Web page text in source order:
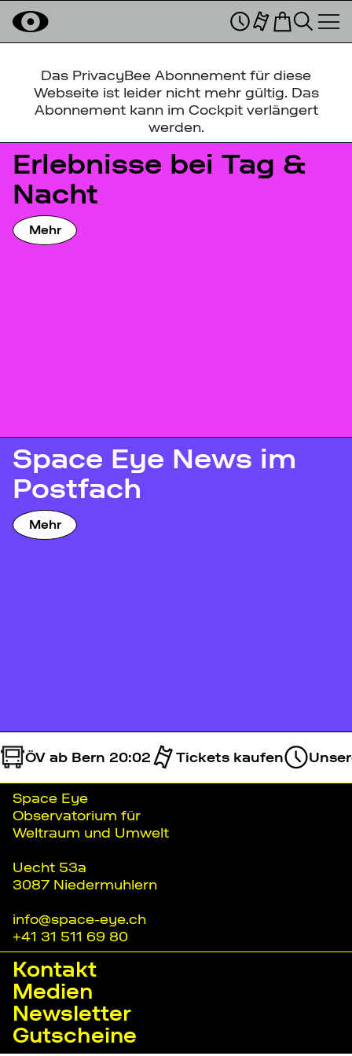
Das PrivacyBee Abonnement für diese
Webseite ist leider nicht mehr gültig. Das
Abonnement kann im Cockpit verlängert
werden.
Erlebnisse bei Tag &
Nacht
Mehr
Space Eye News im
Postfach
Mehr
ÖV ab Bern 20:02 Tickets kaufen
Space Eye
Observatorium für
Weltraum und Umwelt
Uecht 53a
3087 Niedermuhlern
info@space-eye.ch
+41 31 511 69 80
Kontakt
Medien
Newsletter
Gutscheine